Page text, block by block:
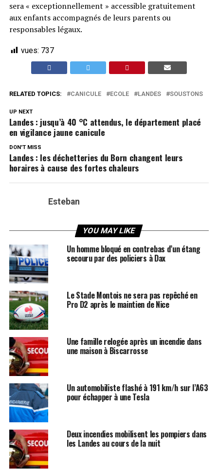
sera « exceptionnellement » accessible gratuitement
aux enfants accompagnés de leurs parents ou
responsables légaux.
vues: 737
RELATED TOPICS: CANICULE ECOLE LANDES SOUSTONS
UP NEXT
Landes : jusqu’à 40 °C attendus, le département placé
en vigilance jaune canicule
DON'T MISS
Landes : les déchetteries du Born changent leurs
horaires à cause des fortes chaleurs
Esteban
YOU MAY LIKE
Un homme bloqué en contrebas d’un étang
secouru par des policiers à Dax
Le Stade Montois ne sera pas repêché en
Pro D2 après le maintien de Nice
Une famille relogée après un incendie dans
une maison à Biscarrosse
Un automobiliste flashé à 191 km/h sur l’A63
pour échapper à une Tesla
Deux incendies mobilisent les pompiers dans
les Landes au cours de la nuit